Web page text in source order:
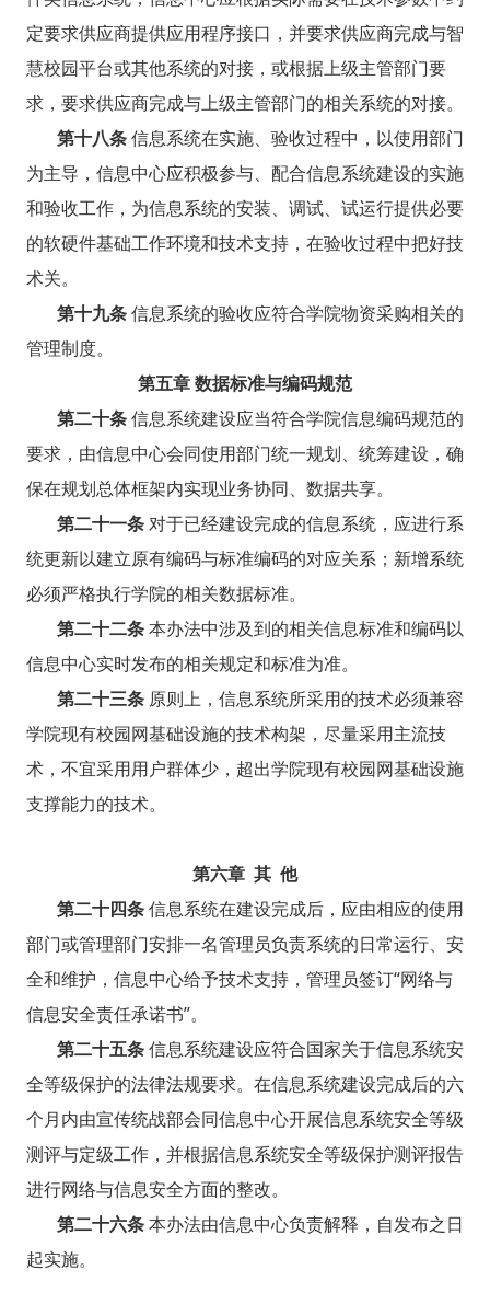
定要求供应商提供应用程序接口，并要求供应商完成与智
慧校园平台或其他系统的对接，或根据上级主管部门要
求，要求供应商完成与上级主管部门的相关系统的对接。
第十八条信息系统在实施、验收过程中，以使用部门
为主导，信息中心应积极参与、配合信息系统建设的实施
和验收工作，为信息系统的安装、调试、试运行提供必要
的软硬件基础工作环境和技术支持，在验收过程中把好技
术关。
第十九条信息系统的验收应符合学院物资采购相关的
管理制度。
第五章 数据标准与编码规范
第二十条信息系统建设应当符合学院信息编码规范的
要求，由信息中心会同使用部门统一规划、统筹建设，确
保在规划总体框架内实现业务协同、数据共享。
第二十一条对于已经建设完成的信息系统，应进行系
统更新以建立原有编码与标准编码的对应关系；新增系统
必须严格执行学院的相关数据标准。
第二十二条本办法中涉及到的相关信息标准和编码以
信息中心实时发布的相关规定和标准为准。
第二十三条 原则上，信息系统所采用的技术必须兼容
学院现有校园网基础设施的技术构架，尽量采用主流技
术，不宜采用用户群体少，超出学院现有校园网基础设施
支撑能力的技术。
第六章 其 他
第二十四条信息系统在建设完成后，应由相应的使用
部门或管理部门安排一名管理员负责系统的日常运行、安
全和维护，信息中心给予技术支持，管理员签订“网络与
信息安全责任承诺书”。
第二十五条信息系统建设应符合国家关于信息系统安
全等级保护的法律法规要求。在信息系统建设完成后的六
个月内由宣传统战部会同信息中心开展信息系统安全等级
测评与定级工作，并根据信息系统安全等级保护测评报告
进行网络与信息安全方面的整改。
第二十六条本办法由信息中心负责解释，自发布之日
起实施。